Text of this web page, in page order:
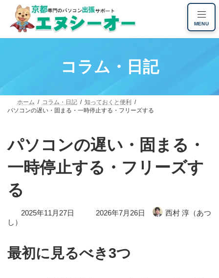
ン
ー
コラム・日記
ホーム コラム・日記
知っておくと便利
パソコンの遅い・固まる・一時停止する・フリーズする
パソコンの遅い・固まる・
一時停止する・フリーズす
る
2025年11月27日
最
日
時
2026年7月26日
西村 淳（あつ
し）
最初に見るべき3つ
MENU